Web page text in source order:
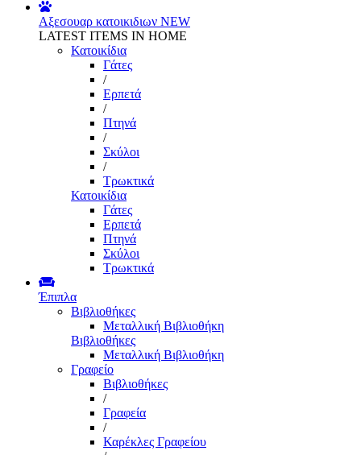
Αξεσουαρ κατοικιδιων NEW
LATEST ITEMS IN HOME
Κατοικίδια
Γάτες
/
Ερπετά
/
Πτηνά
/
Σκύλοι
/
Τρωκτικά
Κατοικίδια
Γάτες
Ερπετά
Πτηνά
Σκύλοι
Τρωκτικά
Έπιπλα
Βιβλιοθήκες
Μεταλλική Βιβλιοθήκη
Βιβλιοθήκες
Μεταλλική Βιβλιοθήκη
Γραφείο
Βιβλιοθήκες
/
Γραφεία
/
Καρέκλες Γραφείου